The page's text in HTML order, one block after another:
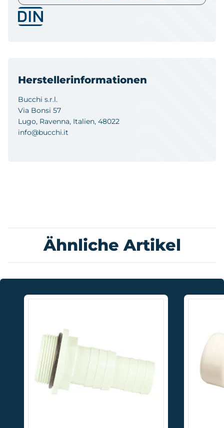
Herstellerinformationen
Bucchi s.r.l.
Via Bonsi 57
Lugo, Ravenna, Italien, 48022
info@bucchi.it
Ähnliche Artikel